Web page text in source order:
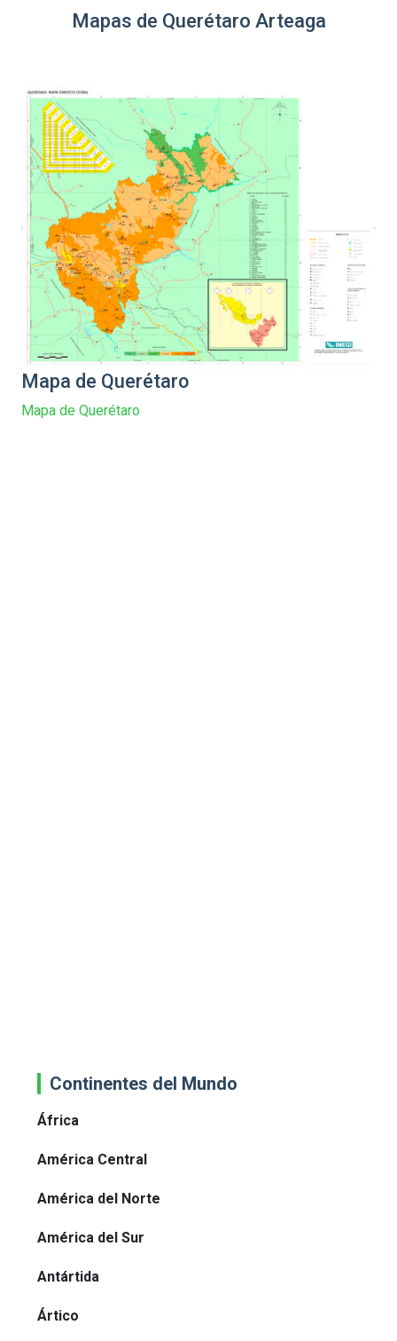
Mapas de Querétaro Arteaga
Mapa de Querétaro
Mapa de Querétaro
Continentes del Mundo
África
América Central
América del Norte
América del Sur
Antártida
Ártico